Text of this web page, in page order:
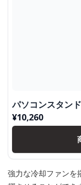
パソコンスタン
¥10,260
強力な冷却ファンを